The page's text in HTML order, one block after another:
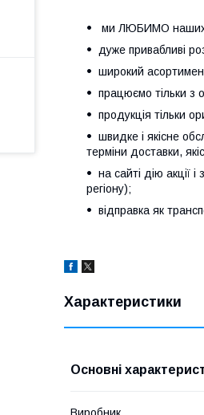
ми ЛЮБИМО наших
дуже привабливі
широкий
працюємо тільки з
продукція тільки
швидке і якісне
терміни доставки,
на сайті дію акції
регіону);
відправка як
Характеристики
Основні